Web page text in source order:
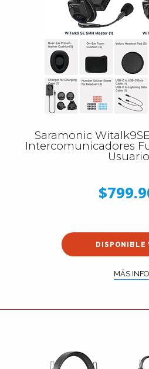
Saramonic
Intercomunicadores
DISPONIBLE
MÁS INFO